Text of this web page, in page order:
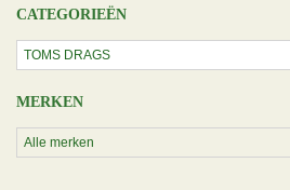
CATEGORIEËN
MERKEN